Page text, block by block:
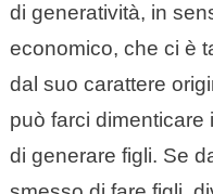
di generatività, in
economico, che ci è
dal suo carattere
può farci dimenticare
di generare figli. Se